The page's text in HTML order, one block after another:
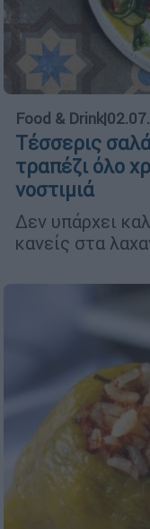
Food & Drink|
Τέσσερις
τραπέζι όλο
νοστιμιά
Δεν υπάρχει
κανείς στα